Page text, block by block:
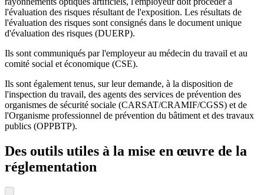
l'évaluation des risques résultant de l'exposition. Les résultats de
l'évaluation des risques sont consignés dans le document unique
d'évaluation des risques (DUERP).
Ils sont communiqués par l'employeur au médecin du travail et au
comité social et économique (CSE).
Ils sont également tenus, sur leur demande, à la disposition de
l'inspection du travail, des agents des services de prévention des
organismes de sécurité sociale (CARSAT/CRAMIF/CGSS) et de
l'Organisme professionnel de prévention du bâtiment et des travaux
publics (OPPBTP).
Des outils utiles à la mise en œuvre de la
réglementation